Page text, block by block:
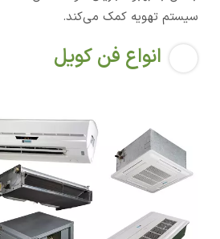
سیستم تهویه کمک می‌کند.
انواع فن کویل